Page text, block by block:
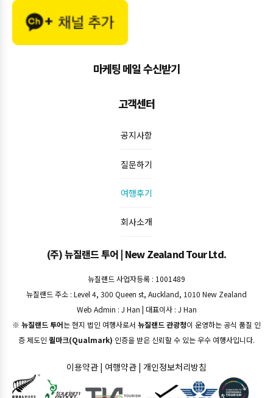
마케팅 메일 수신받기
고객센터
공지사항
질문하기
여행후기
회사소개
(주) 뉴질랜드 투어 | New Zealand Tour Ltd.
뉴질랜드 사업자등록 : 1001489
뉴질랜드 주소 : Level 4, 300 Queen st, Auckland, 1010 New Zealand
Web Admin : J Han | 대표이사 : J Han
※ 뉴질랜드 투어는 현지 법인 여행사로서 뉴질랜드 관광청이 운영하는 공식 품질 인
증 제도인 퀼마크(Qualmark) 인증을 받은 신뢰할 수 있는 우수 여행사입니다.
이용약관 | 여행약관 | 개인정보처리방침